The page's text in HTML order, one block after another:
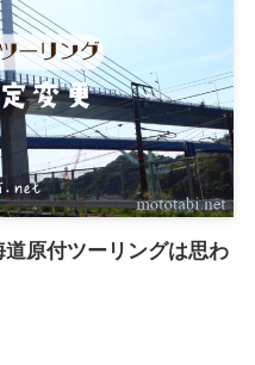
原付ツーリングは思わ